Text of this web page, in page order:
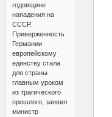
годовщине
нападения на
СССР.
Приверженность
Германии
европейскому
единству стала
для страны
главным уроком
из трагического
прошлого, заявил
министр